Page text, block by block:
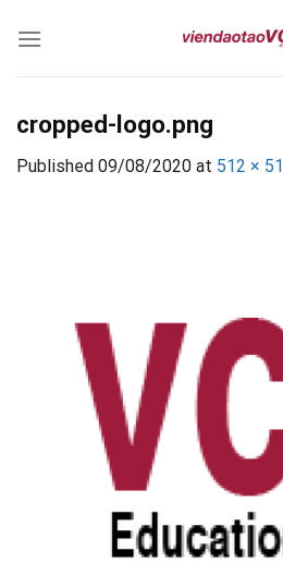
cropped-logo.png
Published 09/08/2020 at 512 ×